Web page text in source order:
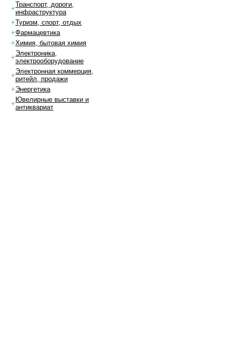
Транспорт, дороги,
инфраструктура
Туризм, спорт, отдых
Фармацевтика
Химия, бытовая химия
Электроника,
электрооборудование
Электронная коммерция,
ритейл, продажи
Энергетика
Ювелирные выставки и
антиквариат